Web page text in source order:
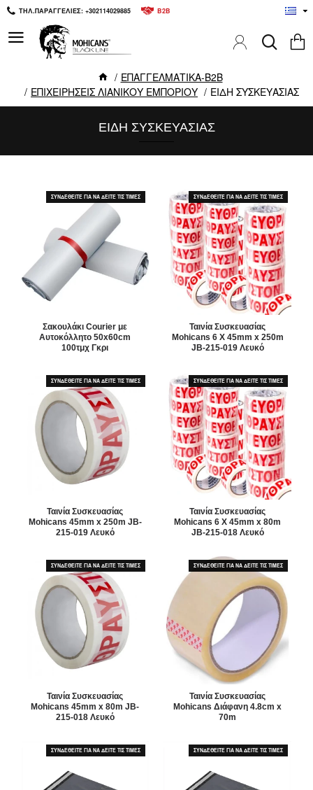
ΤΗΛ.ΠΑΡΑΓΓΕΛΙΕΣ: +302114029885 B2B
ΕΠΑΓΓΕΛΜΑΤΙΚΑ-B2B
ΕΠΙΧΕΙΡΗΣΕΙΣ ΛΙΑΝΙΚΟΥ ΕΜΠΟΡΙΟΥ
ΕΙΔΗ ΣΥΣΚΕΥΑΣΙΑΣ
ΕΙΔΗ ΣΥΣΚΕΥΑΣΙΑΣ
ΣΥΝΔΕΘΕΙΤΕ ΓΙΑ ΝΑ ΔΕΙΤΕ ΤΙΣ ΤΙΜΕΣ
Σακουλάκι Courier με
Αυτοκόλλητο 50x60cm
100τμχ Γκρι
ΣΥΝΔΕΘΕΙΤΕ ΓΙΑ ΝΑ ΔΕΙΤΕ ΤΙΣ ΤΙΜΕΣ
Ταινία Συσκευασίας
Mohicans 6 Χ 45mm x 250m
JB-215-019 Λευκό
ΣΥΝΔΕΘΕΙΤΕ ΓΙΑ ΝΑ ΔΕΙΤΕ ΤΙΣ ΤΙΜΕΣ
Ταινία Συσκευασίας
Mohicans 45mm x 250m JB-
215-019 Λευκό
ΣΥΝΔΕΘΕΙΤΕ ΓΙΑ ΝΑ ΔΕΙΤΕ ΤΙΣ ΤΙΜΕΣ
Ταινία Συσκευασίας
Mohicans 6 Χ 45mm x 80m
JB-215-018 Λευκό
ΣΥΝΔΕΘΕΙΤΕ ΓΙΑ ΝΑ ΔΕΙΤΕ ΤΙΣ ΤΙΜΕΣ
Ταινία Συσκευασίας
Mohicans 45mm x 80m JB-
215-018 Λευκό
ΣΥΝΔΕΘΕΙΤΕ ΓΙΑ ΝΑ ΔΕΙΤΕ ΤΙΣ ΤΙΜΕΣ
Ταινία Συσκευασίας
Mohicans Διάφανη 4.8cm x
70m
ΣΥΝΔΕΘΕΙΤΕ ΓΙΑ ΝΑ ΔΕΙΤΕ ΤΙΣ ΤΙΜΕΣ ΣΥΝΔΕΘΕΙΤΕ ΓΙΑ ΝΑ ΔΕΙΤΕ ΤΙΣ ΤΙΜΕΣ